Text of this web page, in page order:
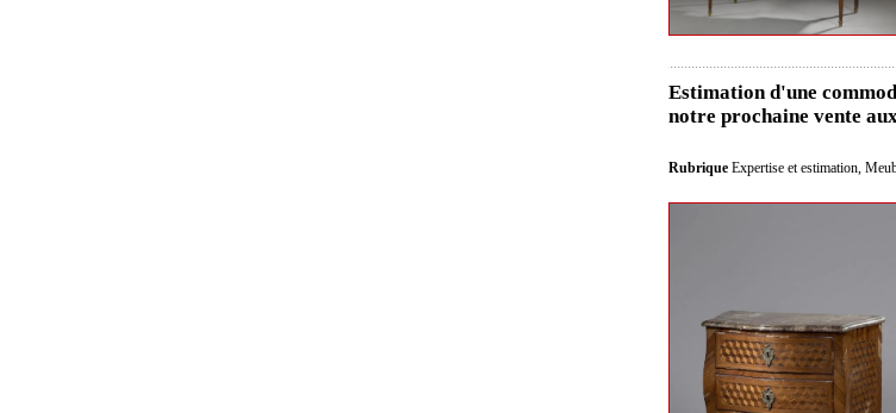
Estimation d'une
notre prochaine vente
Rubrique Expertise et estimation